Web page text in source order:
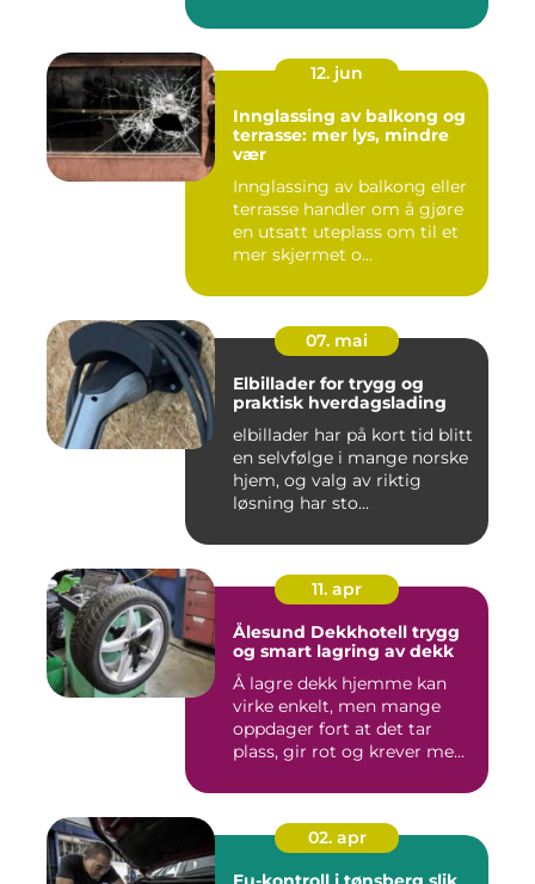
12. jun
Innglassing av balkong og
terrasse: mer lys, mindre
vær
Innglassing av balkong eller
terrasse handler om å gjøre
en utsatt uteplass om til et
mer skjermet o...
07. mai
Elbillader for trygg og
praktisk hverdagslading
elbillader har på kort tid blitt
en selvfølge i mange norske
hjem, og valg av riktig
løsning har sto...
11. apr
Ålesund Dekkhotell trygg
og smart lagring av dekk
Å lagre dekk hjemme kan
virke enkelt, men mange
oppdager fort at det tar
plass, gir rot og krever me...
02. apr